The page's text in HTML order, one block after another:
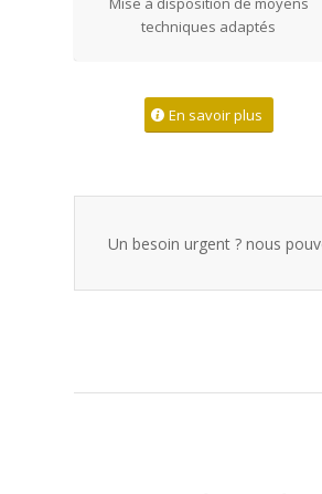
techniques adaptés
En savoir plus
Un besoin urgent ? nous